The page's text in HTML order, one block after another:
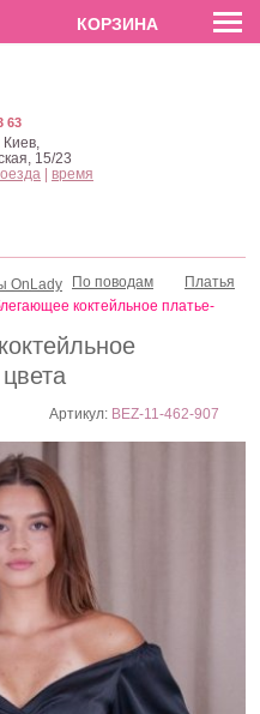
EN РУС
Артикул: BEZ-11-462-907
По поводам
Платья
коктейльное платье-
63
Киев,
15/23
время
КОРЗИНА